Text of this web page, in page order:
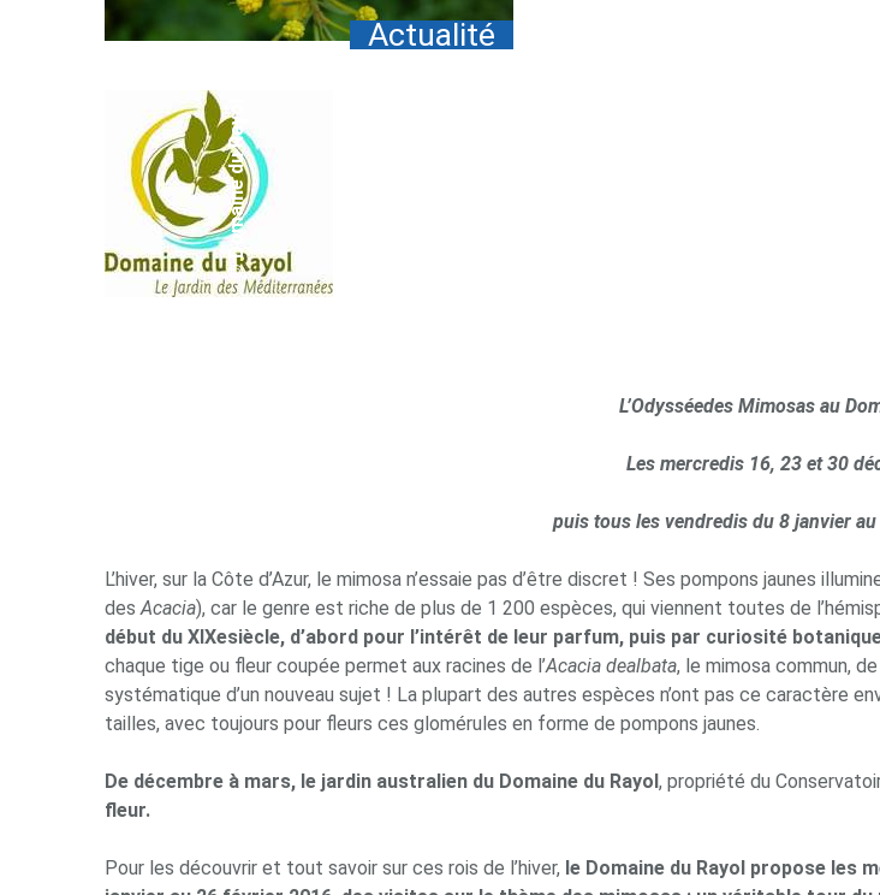
Actualité
© Domaine du Rayol
L’Odysséedes Mimosas au
Les mercredis 16, 23 et 30
puis tous les vendredis du 8 janvier
L’hiver, sur la Côte d’Azur, le mimosa n’essaie pas d’être discret ! Ses pompons jaunes
desAcacia), car le genre est riche de plus de 1 200 espèces, qui viennent toutes de
début du XIXesiècle, d’abord pour l’intérêt de leur parfum, puis par curiosité
chaque tige ou fleur coupée permet aux racines de l’Acacia dealbata, le mimosa commun,
systématique d’un nouveau sujet ! La plupart des autres espèces n’ont pas ce caractère
tailles, avec toujours pour fleurs ces glomérules en forme de pompons jaunes.
De décembre à mars, le jardin australien du Domaine du Rayol, propriété du
fleur.
Pour les découvrir et tout savoir sur ces rois de l’hiver, le Domaine du Rayol propose les